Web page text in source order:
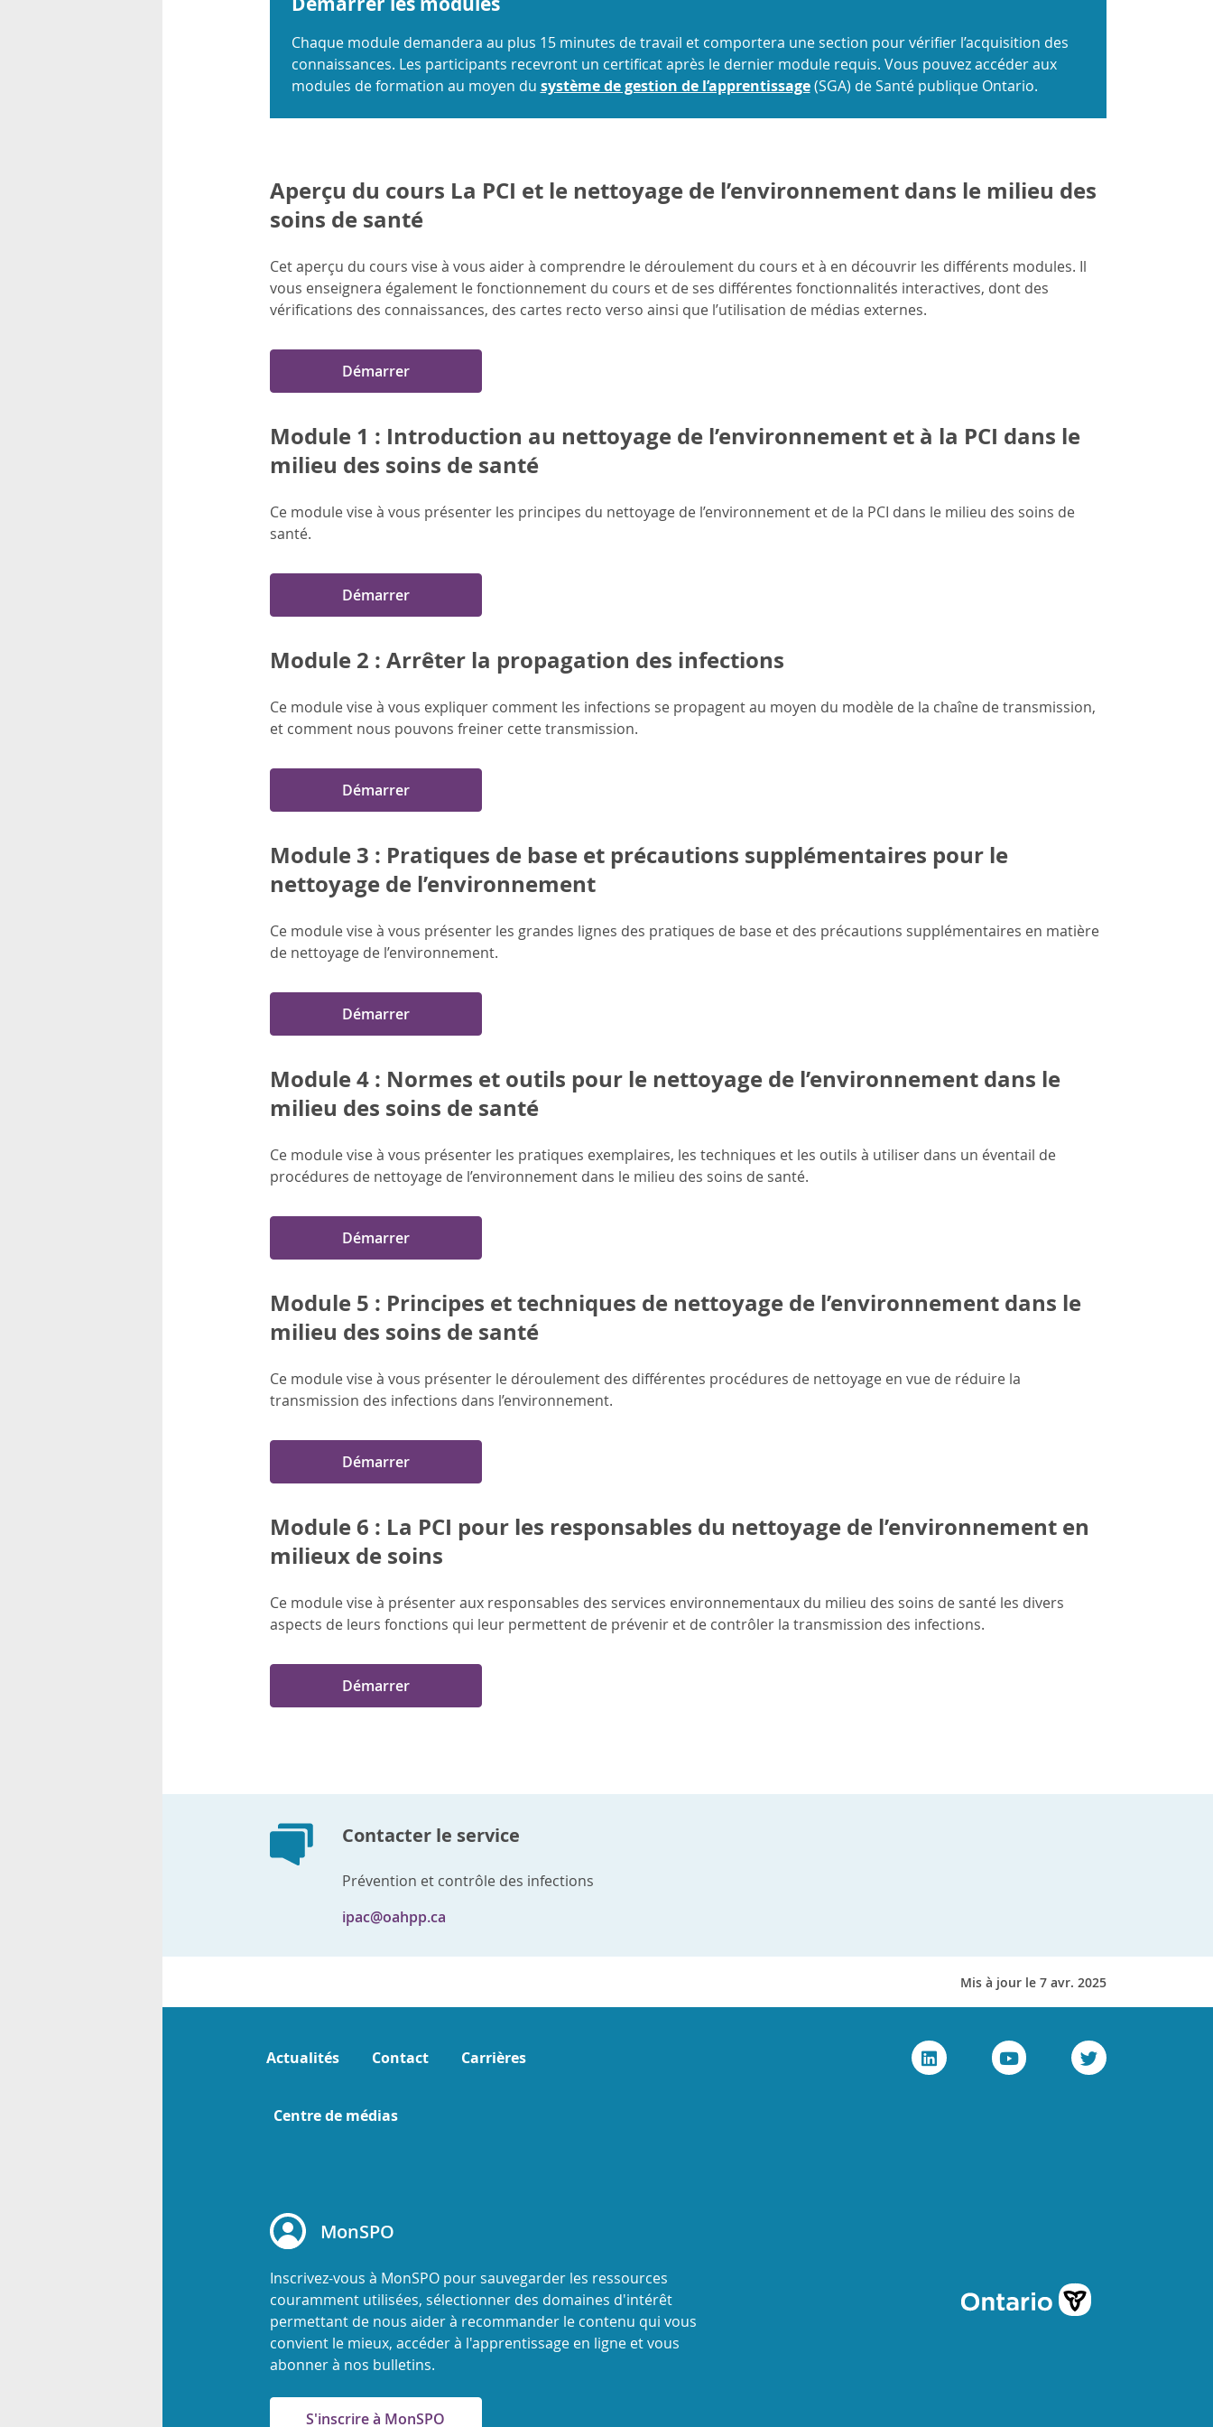
Chaque module demandera au plus 15 minutes de travail et comportera une section pour vérifier l’acquisition des
connaissances. Les participants recevront un certificat après le dernier module requis. Vous pouvez accéder aux
modules de formation au moyen du système de gestion de l’apprentissage(SGA) de Santé publique Ontario.
Aperçu du cours La PCI et le nettoyage de l’environnement dans le milieu des
soins de santé
Cet aperçu du cours vise à vous aider à comprendre le déroulement du cours et à en découvrir les différents modules. Il
vous enseignera également le fonctionnement du cours et de ses différentes fonctionnalités interactives, dont des
vérifications des connaissances, des cartes recto verso ainsi que l’utilisation de médias externes.
Démarrer
Module 1 : Introduction au nettoyage de l’environnement et à la PCI dans le
milieu des soins de santé
Ce module vise à vous présenter les principes du nettoyage de l’environnement et de la PCI dans le milieu des soins de
santé.
Démarrer
Module 2 : Arrêter la propagation des infections
Ce module vise à vous expliquer comment les infections se propagent au moyen du modèle de la chaîne de transmission,
et comment nous pouvons freiner cette transmission.
Démarrer
Module 3 : Pratiques de base et précautions supplémentaires pour le
nettoyage de l’environnement
Ce module vise à vous présenter les grandes lignes des pratiques de base et des précautions supplémentaires en matière
de nettoyage de l’environnement.
Démarrer
Module 4 : Normes et outils pour le nettoyage de l’environnement dans le
milieu des soins de santé
Ce module vise à vous présenter les pratiques exemplaires, les techniques et les outils à utiliser dans un éventail de
procédures de nettoyage de l’environnement dans le milieu des soins de santé.
Démarrer
Module 5 : Principes et techniques de nettoyage de l’environnement dans le
milieu des soins de santé
Ce module vise à vous présenter le déroulement des différentes procédures de nettoyage en vue de réduire la
transmission des infections dans l’environnement.
Démarrer
Module 6 : La PCI pour les responsables du nettoyage de l’environnement en
milieux de soins
Ce module vise à présenter aux responsables des services environnementaux du milieu des soins de santé les divers
aspects de leurs fonctions qui leur permettent de prévenir et de contrôler la transmission des infections.
Démarrer
Contacter le service
Prévention et contrôle des infections
ipac@oahpp.ca
Mis à jour le 7 avr. 2025
Actualités Contact Carrières
Centre de médias
MonSPO
Inscrivez-vous à MonSPO pour sauvegarder les ressources
couramment utilisées, sélectionner des domaines d'intérêt
permettant de nous aider à recommander le contenu qui vous
convient le mieux, accéder à l'apprentissage en ligne et vous
abonner à nos bulletins.
S'inscrire à MonSPO